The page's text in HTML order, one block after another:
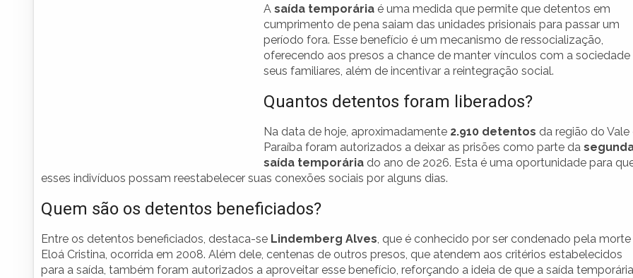
A saída temporária é uma medida que permite que detentos em
cumprimento de pena saiam das unidades prisionais para passar um
período fora. Esse benefício é um mecanismo de ressocialização,
oferecendo aos presos a chance de manter vínculos com a sociedade
seus familiares, além de incentivar a reintegração social.
Quantos detentos foram liberados?
Na data de hoje, aproximadamente 2.910 detentos da região do Vale
Paraíba foram autorizados a deixar as prisões como parte da
saída temporária do ano de 2026. Esta é uma oportunidade para
esses indivíduos possam reestabelecer suas conexões sociais por alguns dias.
Quem são os detentos beneficiados?
Entre os detentos beneficiados, destaca-se Lindemberg Alves, que é conhecido por ser condenado pela
Eloá Cristina, ocorrida em 2008. Além dele, centenas de outros presos, que atendem aos critérios estabelecidos
para a saída, também foram autorizados a aproveitar esse benefício, reforçando a ideia de que a saída